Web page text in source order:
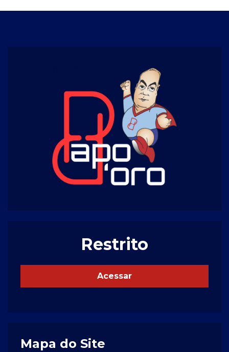
Restrito
Acessar
Mapa do Site